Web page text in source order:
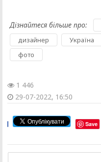
Дізнайтеся більше про:
дизайнер Україна
фото
1 446
29-07-2022, 16:50
Save